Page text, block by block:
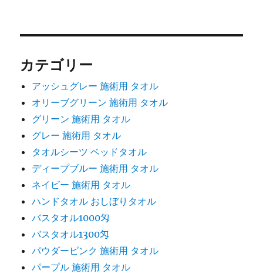
カテゴリー
アッシュグレー 施術用 タオル
オリーブグリーン 施術用 タオル
グリーン 施術用 タオル
グレー 施術用 タオル
タオルシーツ ベッドタオル
ディープブルー 施術用 タオル
ネイビー 施術用 タオル
ハンドタオル おしぼりタオル
バスタオル1000匁
バスタオル1300匁
パウダーピンク 施術用 タオル
パープル 施術用 タオル